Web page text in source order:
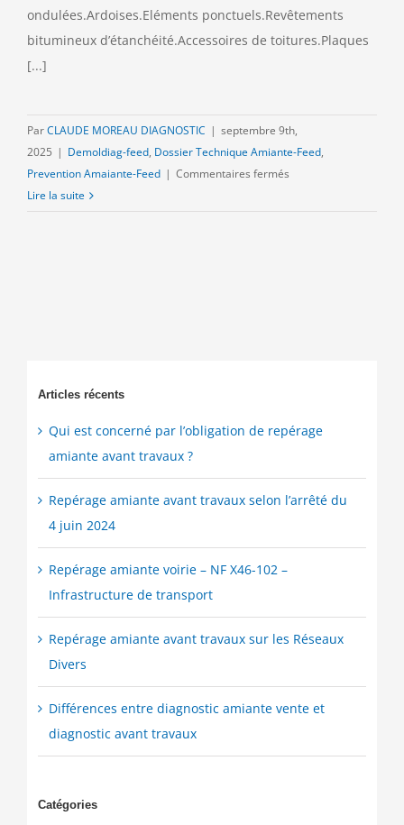
ondulées.Ardoises.Eléments ponctuels.Revêtements
bitumineux d’étanchéité.Accessoires de toitures.Plaques
[...]
ParCLAUDE MOREAU DIAGNOSTIC | septembre 9th,
2025 | Demoldiag-feed, Dossier Technique Amiante-Feed,
Prevention Amaiante-Feed | Commentaires fermés
Lire la suite
Articles récents
Qui est concerné par l’obligation de repérage
amiante avant travaux ?
Repérage amiante avant travaux selon l’arrêté du
4 juin 2024
Repérage amiante voirie – NF X46-102 –
Infrastructure de transport
Repérage amiante avant travaux sur les Réseaux
Divers
Différences entre diagnostic amiante vente et
diagnostic avant travaux
Catégories